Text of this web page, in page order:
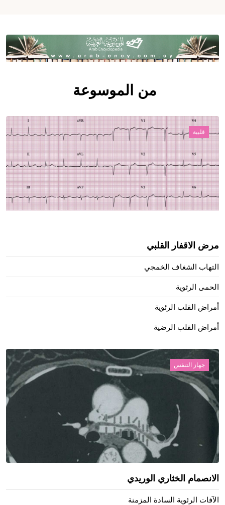
من الموسوعة
قلبية
مرض الاقفار القلبي
التهاب الشغاف الخمجي
الحمى الرثوية
أمراض القلب الرئوية
أمراض القلب الرضية
جهاز التنفس
الانصمام الخثاري الوريدي
الآفات الرئوية السادة المزمنة